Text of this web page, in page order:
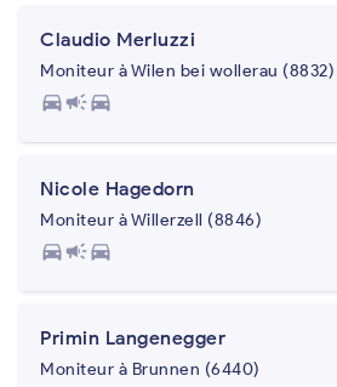
Claudio Merluzzi
Moniteur à Wilen bei wollerau (8832)
directions_carcampaigndirections_car
Nicole Hagedorn
Moniteur à Willerzell (8846)
directions_carcampaigndirections_car
Primin Langenegger
Moniteur à Brunnen (6440)